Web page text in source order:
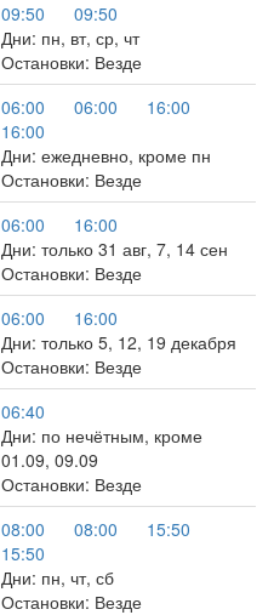
09:50
09:50
Дни: пн, вт, ср, чт
Остановки: Везде
06:00 06:00
16:00
16:00
Дни: ежедневно, кроме пн
Остановки: Везде
06:00
16:00
Дни: только 31 авг, 7, 14 сен
Остановки: Везде
06:00
16:00
Дни: только 5, 12, 19 декабря
Остановки: Везде
06:40
Дни: по нечётным, кроме
01.09, 09.09
Остановки: Везде
08:00 08:00
15:50
15:50
Дни: пн, чт, сб
Остановки: Везде